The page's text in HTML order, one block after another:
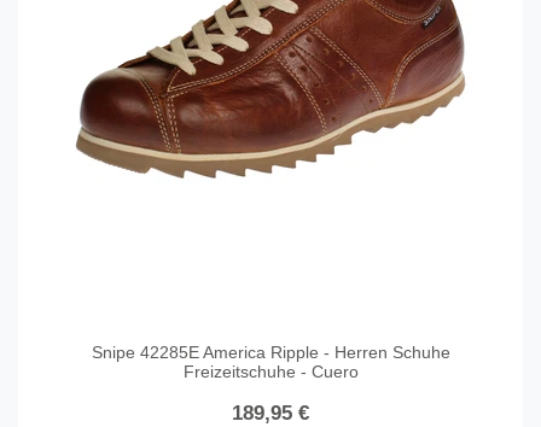
Snipe 42285E America Ripple - Herren Schuhe
Freizeitschuhe - Cuero
189,95 €